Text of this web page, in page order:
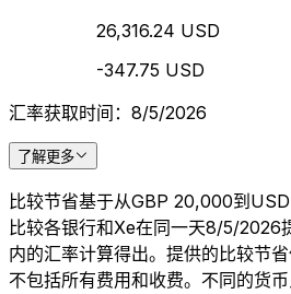
26,316.24 USD
-347.75 USD
汇率获取时间：8/5/2026
了解更多
比较节省基于从GBP 20,000到
比较各银行和Xe在同一天8/5/2026
内的汇率计算得出。提供的比较节
不包括所有费用和收费。不同的货